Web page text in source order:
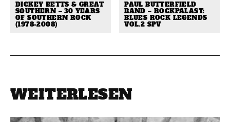
DICKEY BETTS & GREAT
SOUTHERN – 30 YEARS
OF SOUTHERN ROCK
(1978-2008)
PAUL BUTTERFIELD
BAND – ROCKPALAST:
BLUES ROCK LEGENDS
VOL.2 SPV
WEITERLESEN